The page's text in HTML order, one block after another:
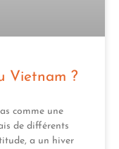
Vietnam ?
comme une
de différents
a un hiver